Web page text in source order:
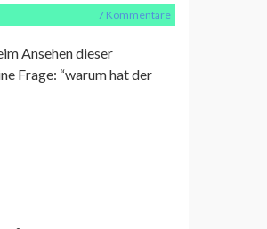
7 Kommentare
Ansehen dieser
Frage: “warum hat der